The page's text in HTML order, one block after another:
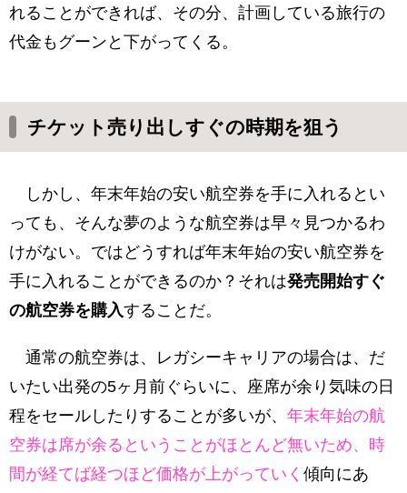
れることができれば、その分、計画している旅行の
代金もグーンと下がってくる。
チケット売り出しすぐの時期を狙う
しかし、年末年始の安い航空券を手に入れるとい
っても、そんな夢のような航空券は早々見つかるわ
けがない。ではどうすれば年末年始の安い航空券を
手に入れることができるのか？それは発売開始すぐ
の航空券を購入することだ。
通常の航空券は、レガシーキャリアの場合は、だ
いたい出発の5ヶ月前ぐらいに、座席が余り気味の日
程をセールしたりすることが多いが、 年末年始の航
空券は席が余るということがほとんど無いため、時
間が経てば経つほど価格が上がっていく 傾向にあ